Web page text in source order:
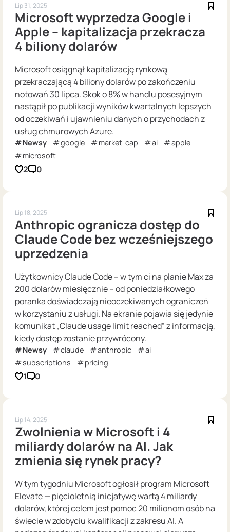
Lip 31, 2025
Microsoft wyprzedza Google i
Apple – kapitalizacja przekracza
4 biliony dolarów
Microsoft osiągnął kapitalizację rynkową
przekraczającą 4 biliony dolarów po zakończeniu
notowań 30 lipca. Skok o 8% w handlu posesyjnym
nastąpił po publikacji wyników kwartalnych lepszych
od oczekiwań i ujawnieniu danych o przychodach z
usług chmurowych Azure.
Newsy google market-cap ai
apple
microsoft
2 0
Lip 18, 2025
Anthropic ogranicza dostęp do
Claude Code bez wcześniejszego
uprzedzenia
Użytkownicy Claude Code – w tym ci na planie Max za
200 dolarów miesięcznie – od poniedziałkowego
poranka doświadczają nieoczekiwanych ograniczeń
w korzystaniu z usługi. Na ekranie pojawia się jedynie
komunikat „Claude usage limit reached” z informacją,
kiedy dostęp zostanie przywrócony.
Newsy claude anthropic
ai
subscriptions
pricing
1 0
Lip 14, 2025
Zwolnienia w Microsoft i 4
miliardy dolarów na AI. Jak
zmienia się rynek pracy?
W tym tygodniu Microsoft ogłosił program Microsoft
Elevate — pięcioletnią inicjatywę wartą 4 miliardy
dolarów, której celem jest pomoc 20 milionom osób na
świecie w zdobyciu kwalifikacji z zakresu AI. A